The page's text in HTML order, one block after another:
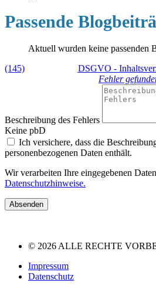
Passende
Aktuell wurden keine passenden
(145)
DSGVO -
Fehler
Beschreibung des Fehlers
Keine pbD
Ich versichere, dass die
personenbezogenen Daten enthält.
Wir verarbeiten Ihre eingegebenen
Datenschutzhinweise.
Absenden
© 2026 ALLE RECHTE
Impressum
Datenschutz